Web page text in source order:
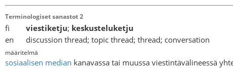
Terminologiset sanastot 2
fi viestiketju; keskusteluketju
en discussion thread; topic thread; thread; conversation
määritelmä
sosiaalisen median kanavassa tai muussa viestintävälineessä